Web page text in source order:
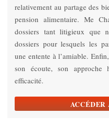
relativement au partage des
pension alimentaire. Me
dossiers tant litigieux que
dossiers pour lesquels les
une entente à l’amiable.
son écoute, son approche
efficacité.